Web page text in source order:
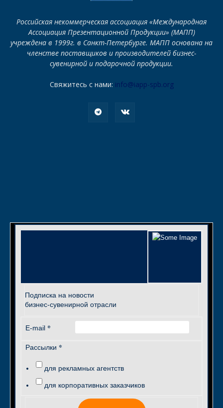
Российская некоммерческая ассоциация «Международная
Ассоциация Презентационной Продукции» (МАПП)
учреждена в 1999г. в Санкт-Петербурге. МАПП основана на
членстве поставщиков и производителей бизнес-
сувенирной и подарочной продукции.
Свяжитесь с нами: info@iapp-spb.org
Подписка на новости
бизнес-сувенирной отрасли
E-mail *
Рассылки *
для рекламных агентств
для корпоративных заказчиков